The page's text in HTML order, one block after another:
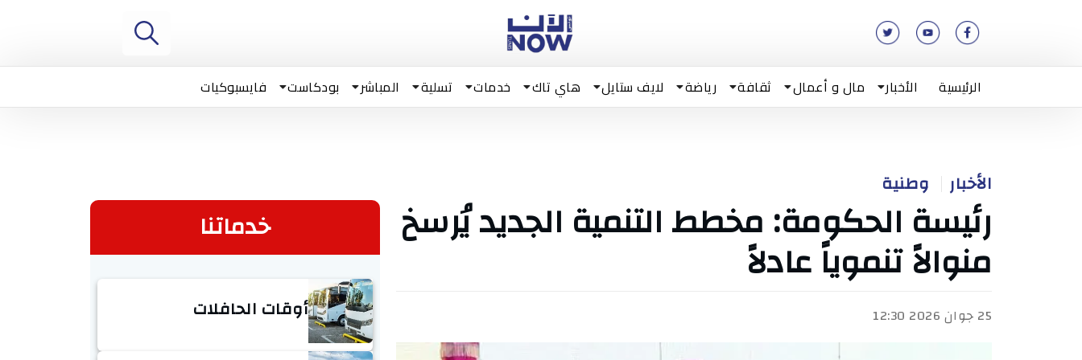
الرئيسية الأخبار مال و أعمال ثقافة رياضة لايف ستايل هاي تاك خدمات تسلية المباشر بودكاست فايسبوكيات
الأخبار وطنية
رئيسة الحكومة: مخطط التنمية الجديد يُرسخ
منوالاً تنموياً عادلاً
25 جوان 2026 12:30
خدماتنا
أوقات الحافلات